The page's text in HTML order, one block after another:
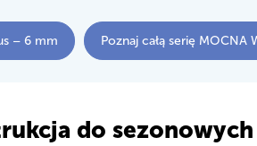
– 6 mm Poznaj całą serię MOCNA
do